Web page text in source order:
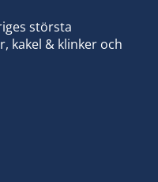
största
kakel & klinker och